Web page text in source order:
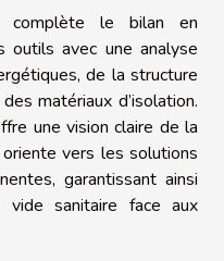
complète le bilan en
outils avec une analyse
de la structure
matériaux d’isolation.
une vision claire de la
vers les solutions
garantissant ainsi
vide sanitaire face aux